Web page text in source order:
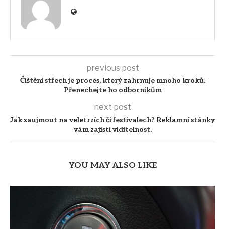
previous post
Čištění střech je proces, který zahrnuje mnoho kroků.
Přenechejte ho odborníkům
next post
Jak zaujmout na veletrzích či festivalech? Reklamní stánky
vám zajistí viditelnost.
YOU MAY ALSO LIKE